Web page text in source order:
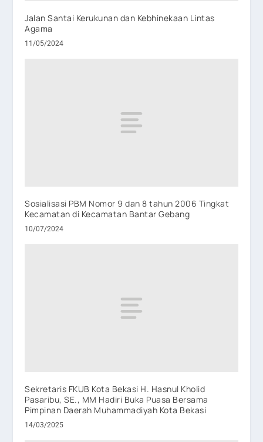
Jalan Santai Kerukunan dan Kebhinekaan Lintas
Agama
11/05/2024
Sosialisasi PBM Nomor 9 dan 8 tahun 2006 Tingkat
Kecamatan di Kecamatan Bantar Gebang
10/07/2024
Sekretaris FKUB Kota Bekasi H. Hasnul Kholid
Pasaribu, SE., MM Hadiri Buka Puasa Bersama
Pimpinan Daerah Muhammadiyah Kota Bekasi
14/03/2025